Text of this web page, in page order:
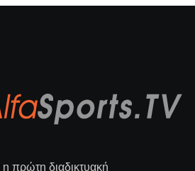
πρώτη διαδικτυακή